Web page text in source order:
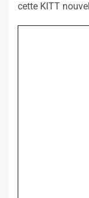
cette KITT